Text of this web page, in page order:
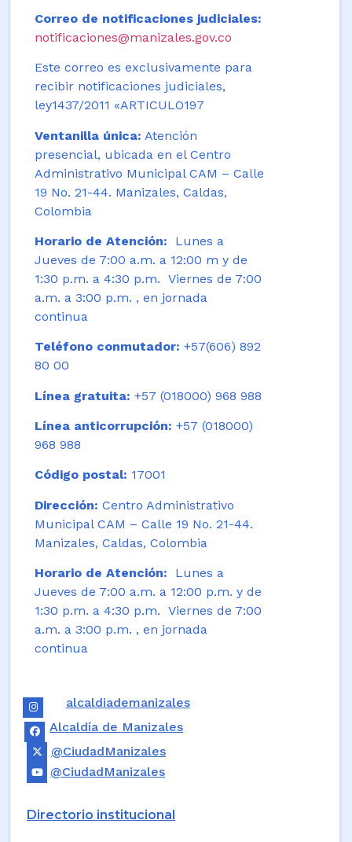
Correo de notificaciones judiciales:
notificaciones@manizales.gov.co
Este correo es exclusivamente para
recibir notificaciones judiciales,
ley1437/2011 «ARTICULO197
Ventanilla única: Atención
presencial, ubicada en el Centro
Administrativo Municipal CAM – Calle
19 No. 21-44. Manizales, Caldas,
Colombia
Horario de Atención:
Lunes a
Jueves de 7:00 a.m. a 12:00 m y de
1:30 p.m. a 4:30 p.m. Viernes de 7:00
a.m. a 3:00 p.m. , en jornada
continua
Teléfono conmutador: +57(606) 892
80 00
Línea gratuita: +57 (018000) 968 988
Línea anticorrupción: +57 (018000)
968 988
Código postal: 17001
Dirección: Centro Administrativo
Municipal CAM – Calle 19 No. 21-44.
Manizales, Caldas, Colombia
Horario de Atención: Lunes a
Jueves de 7:00 a.m. a 12:00 p.m. y de
1:30 p.m. a 4:30 p.m. Viernes de 7:00
a.m. a 3:00 p.m. , en jornada
continua
alcaldiademanizales
Alcaldía de Manizales
@CiudadManizales
@CiudadManizales
Directorio institucional